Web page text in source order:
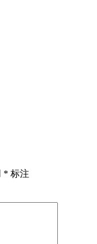
* 标注